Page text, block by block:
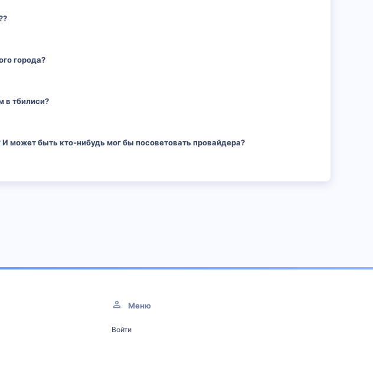
города?
в тбилиси?
может быть кто-нибудь мог бы посоветовать провайдера?
Меню
Войти